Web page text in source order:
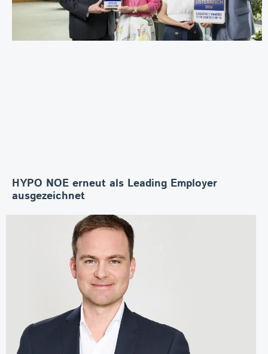
HYPO NOE erneut als Leading Employer
ausgezeichnet